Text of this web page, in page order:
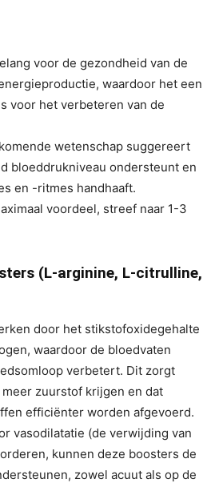
voor de gezondheid van de
waardoor het een
voor het verbeteren van de
wetenschap suggereert
bloeddrukniveau ondersteunt en
en -ritmes handhaaft.
voordeel, streef naar 1-3
(L-arginine, L-citrulline,
door het stikstofoxidegehalte
waardoor de bloedvaten
verbetert. Dit zorgt
zuurstof krijgen en dat
efficiënter worden afgevoerd.
vasodilatatie (de verwijding van
kunnen deze boosters de
zowel acuut als op de